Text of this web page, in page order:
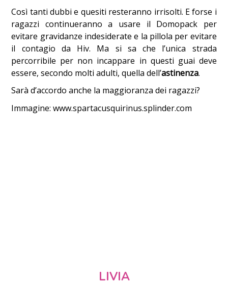
Così tanti dubbi e quesiti resteranno irrisolti. E forse i
ragazzi continueranno a usare il Domopack per
evitare gravidanze indesiderate e la pillola per evitare
il contagio da Hiv. Ma si sa che l’unica strada
percorribile per non incappare in questi guai deve
essere, secondo molti adulti, quella dell’astinenza.
Sarà d’accordo anche la maggioranza dei ragazzi?
Immagine: www.spartacusquirinus.splinder.com
LIVIA